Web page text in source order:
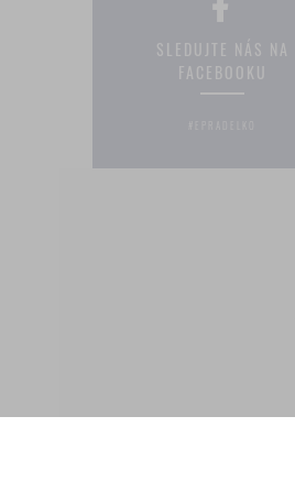
SLEDUJTE NÁS NA
FACEBOOKU